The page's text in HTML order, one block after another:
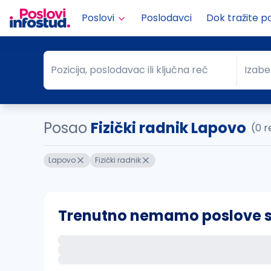
Poslovi Poslodavci Dok tražite
Pozicija, poslodavac ili ključna reč
Pozicija, poslodavac ili ključna reč Grad
Posao Fizički radnik Lapovo (0
Lapovo Fizički radnik
Trenutno nemamo poslove